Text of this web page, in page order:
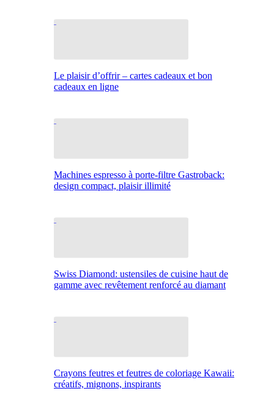
Le plaisir d’offrir – cartes cadeaux et bon
cadeaux en ligne
Machines espresso à porte-filtre Gastroback:
design compact, plaisir illimité
Swiss Diamond: ustensiles de cuisine haut de
gamme avec revêtement renforcé au diamant
Crayons feutres et feutres de coloriage Kawaii:
créatifs, mignons, inspirants